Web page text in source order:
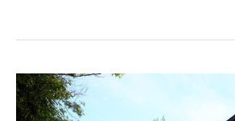
等
要
就
新
一